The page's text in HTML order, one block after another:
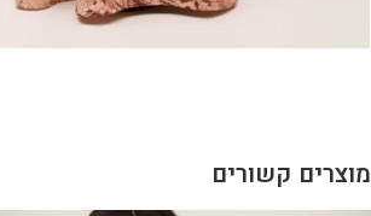
מוצרים קשורים